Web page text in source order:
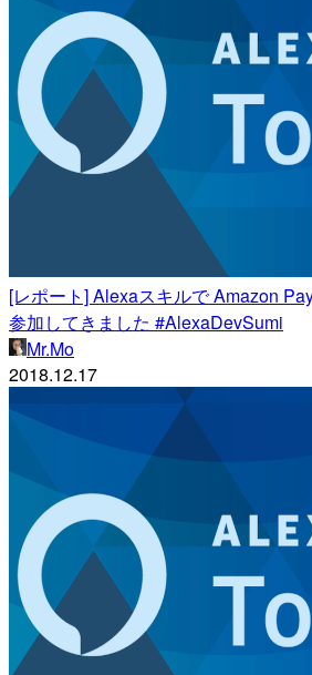
[レポート] Alexaスキルで Amazon
参加してきました #AlexaDevSumi
Mr.Mo
2018.12.17